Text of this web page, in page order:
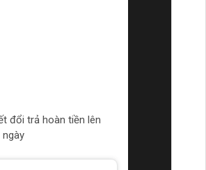
đổi trả hoàn tiền lên
ngày